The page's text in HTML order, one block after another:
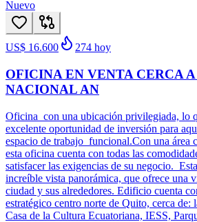
Nuevo
US$ 16.600 274 hoy
OFICINA EN VENTA CERCA
NACIONAL AN
Oficina con una ubicación privilegiada, lo
excelente oportunidad de inversión para
espacio de trabajo funcional.Con una área
esta oficina cuenta con todas las
satisfacer las exigencias de su negocio.
increíble vista panorámica, que ofrece una
ciudad y sus alrededores. Edificio cuenta
estratégico centro norte de Quito, cerca de:
Casa de la Cultura Ecuatoriana, IESS,